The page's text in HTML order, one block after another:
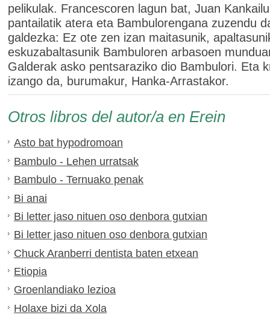
pelikulak. Francescoren lagun bat, Juan
pantailatik atera eta Bambulorengana zuzendu
galdezka: Ez ote zen izan maitasunik,
eskuzabaltasunik Bambuloren arbasoen
Galderak asko pentsaraziko dio Bambulori. Eta
izango da, burumakur, Hanka-Arrastakor.
Otros libros del autor/a en Erein
Asto bat hypodromoan
Bambulo - Lehen urratsak
Bambulo - Ternuako penak
Bi anai
Bi letter jaso nituen oso denbora gutxian
Bi letter jaso nituen oso denbora gutxian
Chuck Aranberri dentista baten etxean
Etiopia
Groenlandiako lezioa
Holaxe bizi da Xola